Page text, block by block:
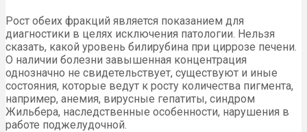
Рост обеих фракций является показанием для
диагностики в целях исключения патологии. Нельзя
сказать, какой уровень билирубина при циррозе печени.
О наличии болезни завышенная концентрация
однозначно не свидетельствует, существуют и иные
состояния, которые ведут к росту количества пигмента,
например, анемия, вирусные гепатиты, синдром
Жильбера, наследственные особенности, нарушения в
работе поджелудочной.